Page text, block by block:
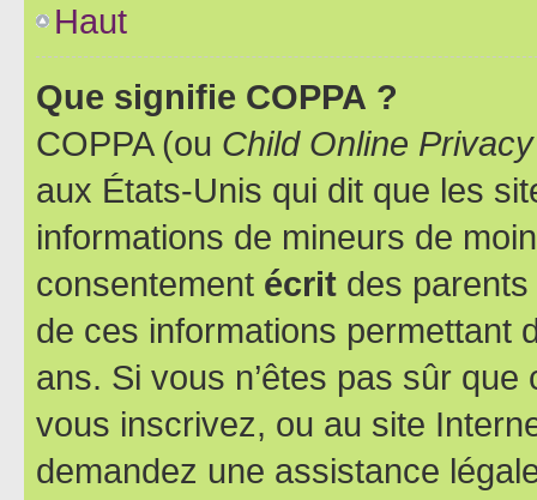
Haut
Que signifie COPPA ?
COPPA (ou Child Online
aux États-Unis qui dit que les
informations de mineurs de
consentement écrit des parents
de ces informations permettant
ans. Si vous n’êtes pas sûr
vous inscrivez, ou au site
demandez une assistance